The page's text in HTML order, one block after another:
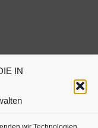
IN
oder